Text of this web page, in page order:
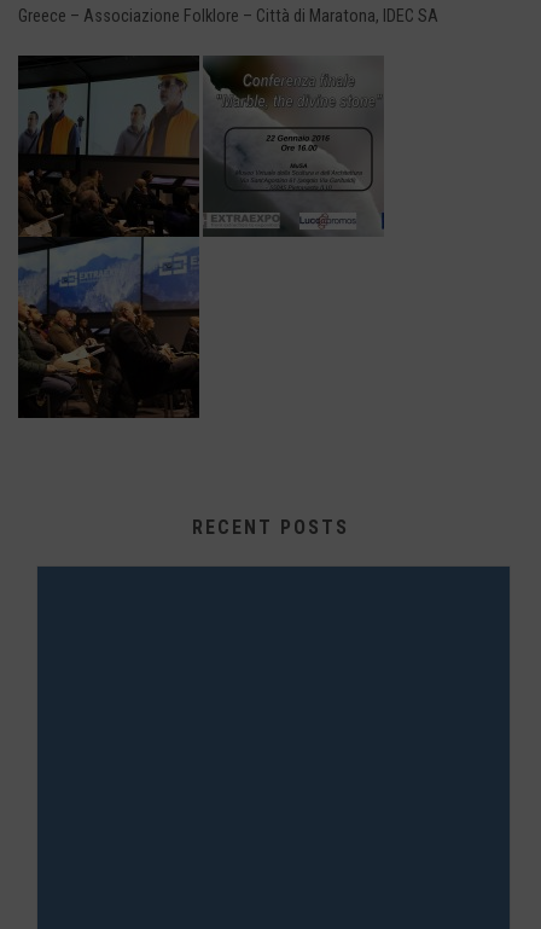
Greece – Associazione Folklore – Città di Maratona, IDEC SA
RECENT POSTS